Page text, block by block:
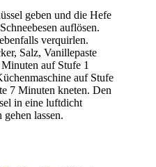
geben und die Hefe
auflösen.
verquirlen.
Salz, Vanillepaste
auf Stufe 1
auf Stufe
7 Minuten kneten. Den
in eine luftdicht
lassen.